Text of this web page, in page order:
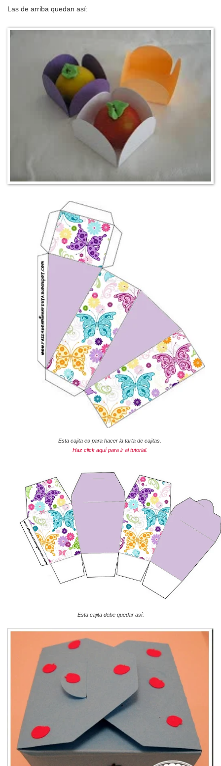
Las de arriba quedan así:
Esta cajita es para hacer la tarta de cajitas.
Haz click aquí para ir al tutorial.
Esta cajita debe quedar así: